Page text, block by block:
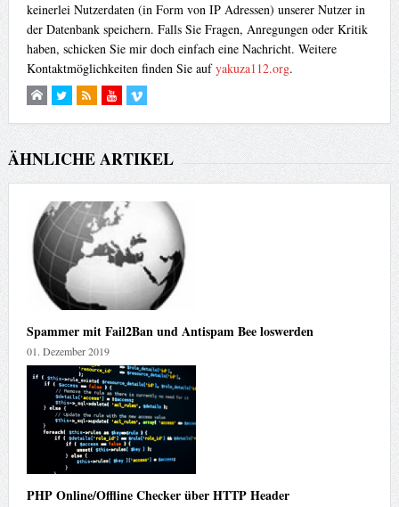
keinerlei Nutzerdaten (in Form von IP Adressen) unserer Nutzer in
der Datenbank speichern. Falls Sie Fragen, Anregungen oder Kritik
haben, schicken Sie mir doch einfach eine Nachricht. Weitere
Kontaktmöglichkeiten finden Sie aufyakuza112.org.
ÄHNLICHE ARTIKEL
Spammer mit Fail2Ban und Antispam Bee loswerden
01. Dezember 2019
PHP Online/Offline Checker über HTTP Header